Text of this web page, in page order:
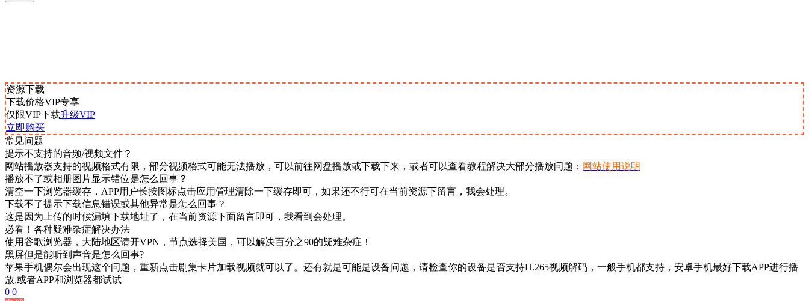
资源下载
下载价格VIP专享
仅限VIP下载升级VIP
立即购买
常见问题
提示不支持的音频/视频文件？
网站播放器支持的视频格式有限，部分视频格式可能无法播放，可以前往网盘播放或下载下来，或者可以查看教程解决大部分播放问题： 网站使用说明
播放不了或相册图片显示错位是怎么回事？
清空一下浏览器缓存，APP用户长按图标点击应用管理清除一下缓存即可，如果还不行可在当前资源下留言，我会处理。
下载不了提示下载信息错误或其他异常是怎么回事？
这是因为上传的时候漏填下载地址了，在当前资源下面留言即可，我看到会处理。
必看！各种疑难杂症解决办法
使用谷歌浏览器，大陆地区请开VPN，节点选择美国，可以解决百分之90的疑难杂症！
黑屏但是能听到声音是怎么回事?
苹果手机偶尔会出现这个问题，重新点击剧集卡片加载视频就可以了。还有就是可能是设备问题，请检查你的设备是否支持H.265视频解码，一般手机都支持，安卓手机最好下载APP进行播
放,或者APP和浏览器都试试
0 0